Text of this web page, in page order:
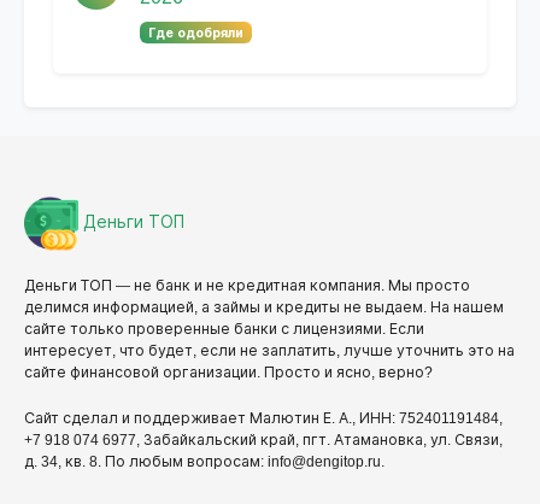
Где одобряли
Деньги ТОП
Деньги ТОП — не банк и не кредитная компания. Мы просто
делимся информацией, а займы и кредиты не выдаем. На нашем
сайте только проверенные банки с лицензиями. Если
интересует, что будет, если не заплатить, лучше уточнить это на
сайте финансовой организации. Просто и ясно, верно?
Сайт сделал и поддерживает Малютин Е. А., ИНН: 752401191484,
+7 918 074 6977, Забайкальский край, пгт. Атамановка, ул. Связи,
д. 34, кв. 8. По любым вопросам: info@dengitop.ru.